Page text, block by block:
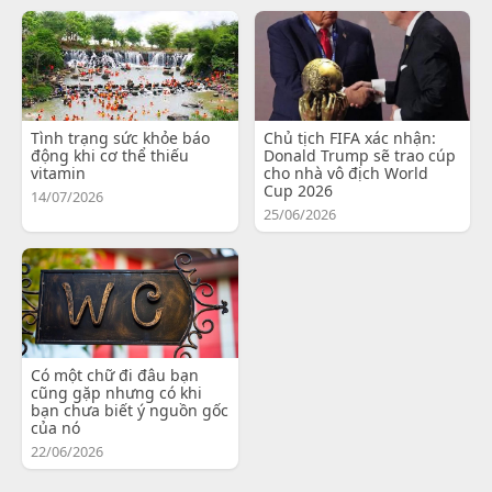
Tình trạng sức khỏe báo
động khi cơ thể thiếu
vitamin
14/07/2026
Chủ tịch FIFA xác nhận:
Donald Trump sẽ trao cúp
cho nhà vô địch World
Cup 2026
25/06/2026
Có một chữ đi đâu bạn
cũng gặp nhưng có khi
bạn chưa biết ý nguồn gốc
của nó
22/06/2026